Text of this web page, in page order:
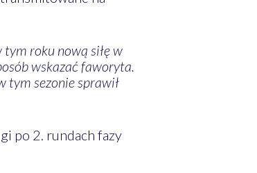
tym roku nową siłę w
wskazać faworyta.
tym sezonie sprawił
po 2. rundach fazy